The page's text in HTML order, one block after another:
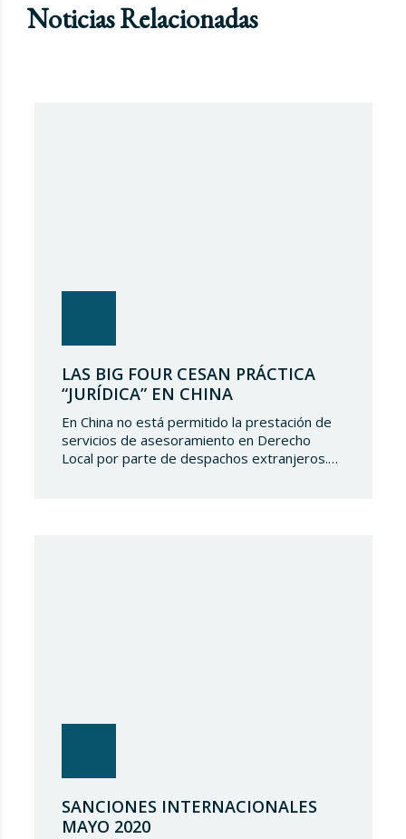
Noticias Relacionadas
LAS BIG FOUR CESAN PRÁCTICA
“JURÍDICA” EN CHINA
En China no está permitido la prestación de
servicios de asesoramiento en Derecho
Local por parte de despachos extranjeros.
SANCIONES INTERNACIONALES
MAYO 2020